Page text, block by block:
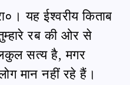
यह ईश्वरीय किताब
रब की ओर से
सत्य है, मगर
मान नहीं रहे हैं।